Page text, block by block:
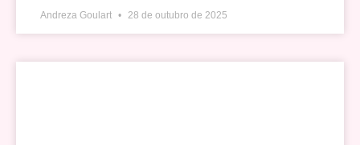
Andreza Goulart 28 de outubro de 2025